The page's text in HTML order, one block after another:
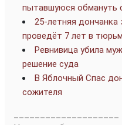
пытавшуюся обмануть
25-летняя дончанка
проведёт 7 лет в
Ревнивица убила
решение суда
В Яблочный Спас
сожителя